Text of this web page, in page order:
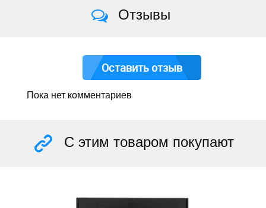
Отзывы
Оставить отзыв
Пока нет комментариев
С этим товаром покупают